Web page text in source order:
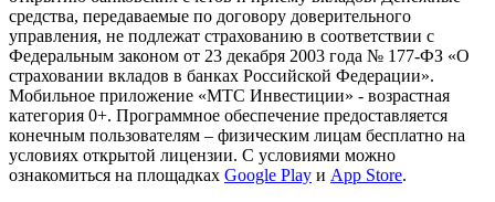
средства, передаваемые по договору доверительного
управления, не подлежат страхованию в соответствии с
Федеральным законом от 23 декабря 2003 года № 177-ФЗ «О
страховании вкладов в банках Российской Федерации».
Мобильное приложение «МТС Инвестиции» - возрастная
категория 0+. Программное обеспечение предоставляется
конечным пользователям – физическим лицам бесплатно на
условиях открытой лицензии. С условиями можно
ознакомиться на площадках Google Play и App Store.